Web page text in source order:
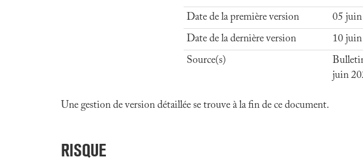
Date de la première version
05
Date de la dernière version
10
Source(s)
juin
Une gestion de version détaillée se trouve à la fin de ce document.
RISQUE